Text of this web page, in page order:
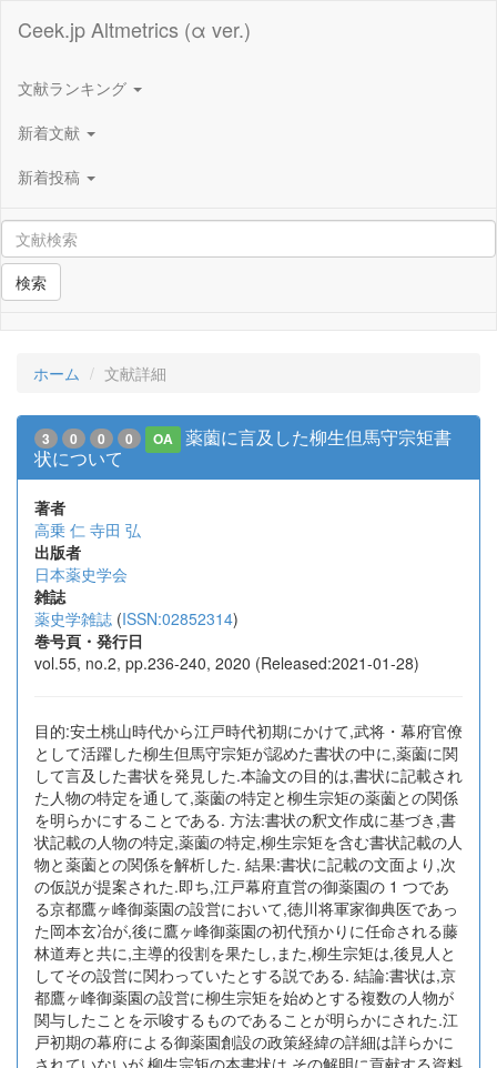
Ceek.jp Altmetrics (α ver.)
文献ランキング
新着文献
新着投稿
検索
ホーム 文献詳細
3 0 0 0 OA
薬薗に言及した柳生但馬守宗矩書
状について
著者
高乗 仁 寺田 弘
出版者
日本薬史学会
雑誌
薬史学雑誌 (ISSN:02852314)
巻号頁・発行日
vol.55, no.2, pp.236-240, 2020 (Released:2021-01-28)
目的:安土桃山時代から江戸時代初期にかけて,武将・幕府官僚
として活躍した柳生但馬守宗矩が認めた書状の中に,薬薗に関
して言及した書状を発見した.本論文の目的は,書状に記載され
た人物の特定を通して,薬薗の特定と柳生宗矩の薬薗との関係
を明らかにすることである. 方法:書状の釈文作成に基づき,書
状記載の人物の特定,薬薗の特定,柳生宗矩を含む書状記載の人
物と薬薗との関係を解析した. 結果:書状に記載の文面より,次
の仮説が提案された.即ち,江戸幕府直営の御薬園の 1 つであ
る京都鷹ヶ峰御薬園の設営において,徳川将軍家御典医であっ
た岡本玄冶が,後に鷹ヶ峰御薬園の初代預かりに任命される藤
林道寿と共に,主導的役割を果たし,また,柳生宗矩は,後見人と
してその設営に関わっていたとする説である. 結論:書状は,京
都鷹ヶ峰御薬園の設営に柳生宗矩を始めとする複数の人物が
関与したことを示唆するものであることが明らかにされた.江
戸初期の幕府による御薬園創設の政策経緯の詳細は詳らかに
されていないが,柳生宗矩の本書状は,その解明に貢献する資料